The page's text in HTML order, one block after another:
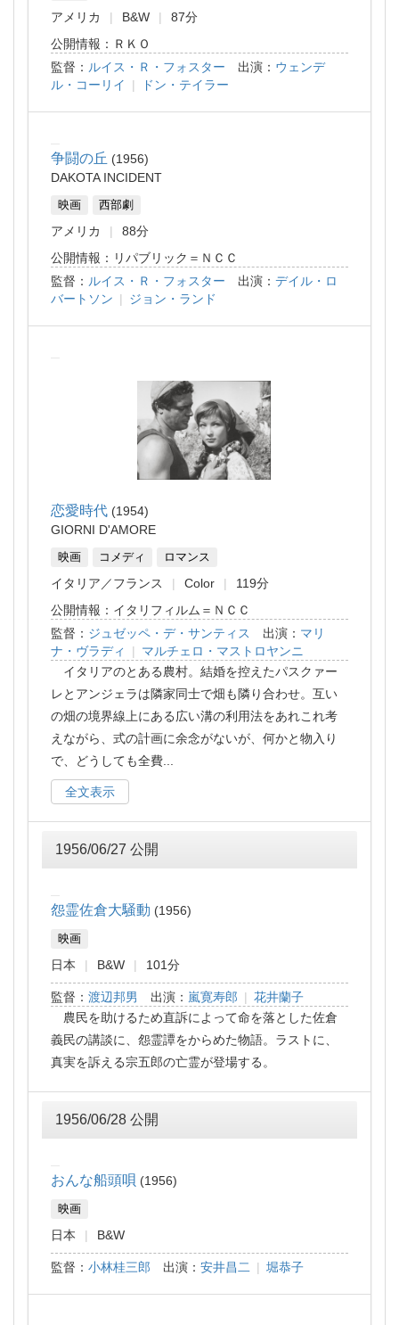
アメリカ B&W
87分
公開情報：ＲＫＯ
監督： ルイス・Ｒ・フォスター 出演： ウェンデ
ル・コーリイ
| ドン・テイラー
争闘の丘
1956
DAKOTA INCIDENT
映画 西部劇
アメリカ
88分
公開情報：リパブリック＝ＮＣＣ
監督： ルイス・Ｒ・フォスター 出演： デイル・ロ
バートソン | ジョン・ランド
恋愛時代
1954
GIORNI D'AMORE
映画 コメディ ロマンス
イタリア フランス Color
119分
公開情報：イタリフィルム＝ＮＣＣ
監督： ジュゼッペ・デ・サンティス 出演： マリ
ナ・ヴラディ
| マルチェロ・マストロヤンニ
イタリアのとある農村。結婚を控えたパスクァー
レとアンジェラは隣家同士で畑も隣り合わせ。互い
の畑の境界線上にある広い溝の利用法をあれこれ考
えながら、式の計画に余念がないが、何かと物入り
で、どうしても全費
全文表示
1956/06/27 公開
怨霊佐倉大騒動 1956
映画
日本 B&W 101分
監督： 渡辺邦男 出演： 嵐寛寿郎 | 花井蘭子
農民を助けるため直訴によって命を落とした佐倉
義民の講談に、怨霊譚をからめた物語。ラストに、
真実を訴える宗五郎の亡霊が登場する。
1956/06/28 公開
おんな船頭唄 1956
映画
日本 B&W
監督： 小林桂三郎 出演： 安井昌二 | 堀恭子